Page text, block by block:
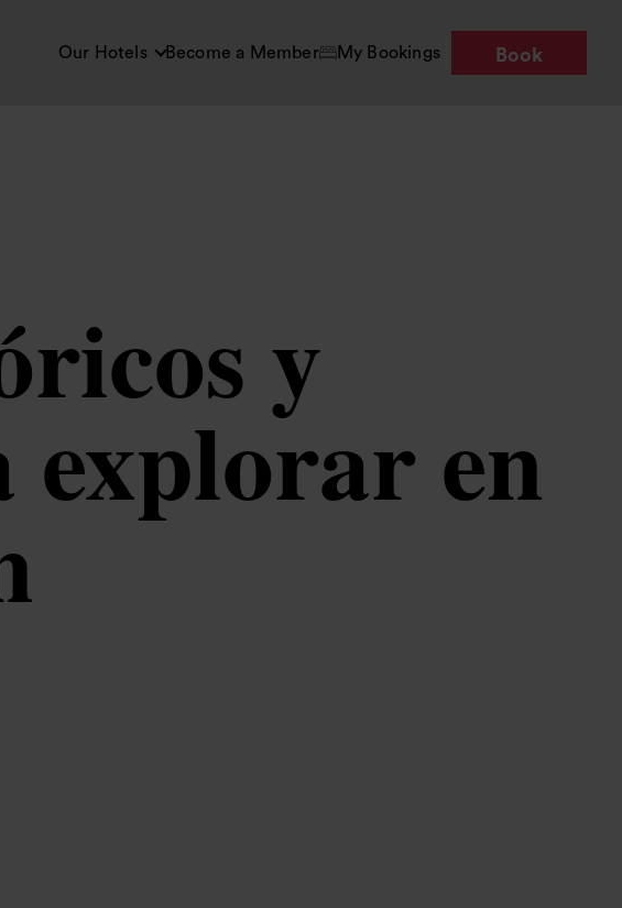
Our Hotels Become a Member My Bookings Book
y
explorar en